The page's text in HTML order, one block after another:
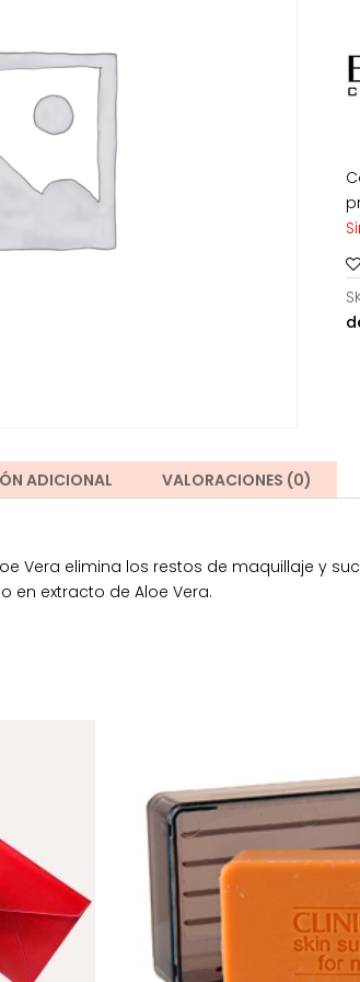
ADICIONAL VALORACIONES (0)
Vera elimina los restos de maquillaje y
en extracto de Aloe Vera.